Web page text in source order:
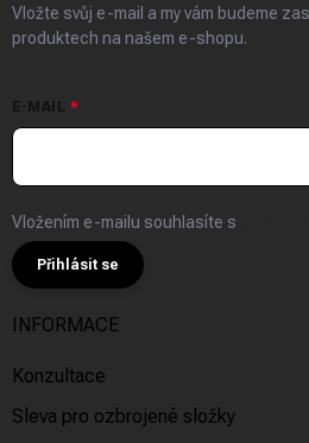
Vložte svůj e-mail a my vám budeme
produktech na našem e-shopu.
E-MAIL
Vložením e-mailu souhlasíte s
Přihlásit se
INFORMACE
Konzultace
Sleva pro ozbrojené složky